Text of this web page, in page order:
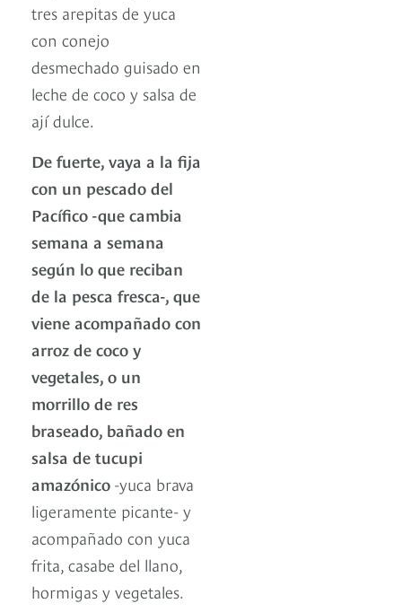
tres arepitas de yuca
con conejo
desmechado guisado en
leche de coco y salsa de
ají dulce.
De fuerte, vaya a la fija
con un pescado del
Pacífico -que cambia
semana a semana
según lo que reciban
de la pesca fresca-, que
viene acompañado con
arroz de coco y
vegetales, o un
morrillo de res
braseado, bañado en
salsa de tucupi
amazónico -yuca brava
ligeramente picante- y
acompañado con yuca
frita, casabe del llano,
hormigas y vegetales.